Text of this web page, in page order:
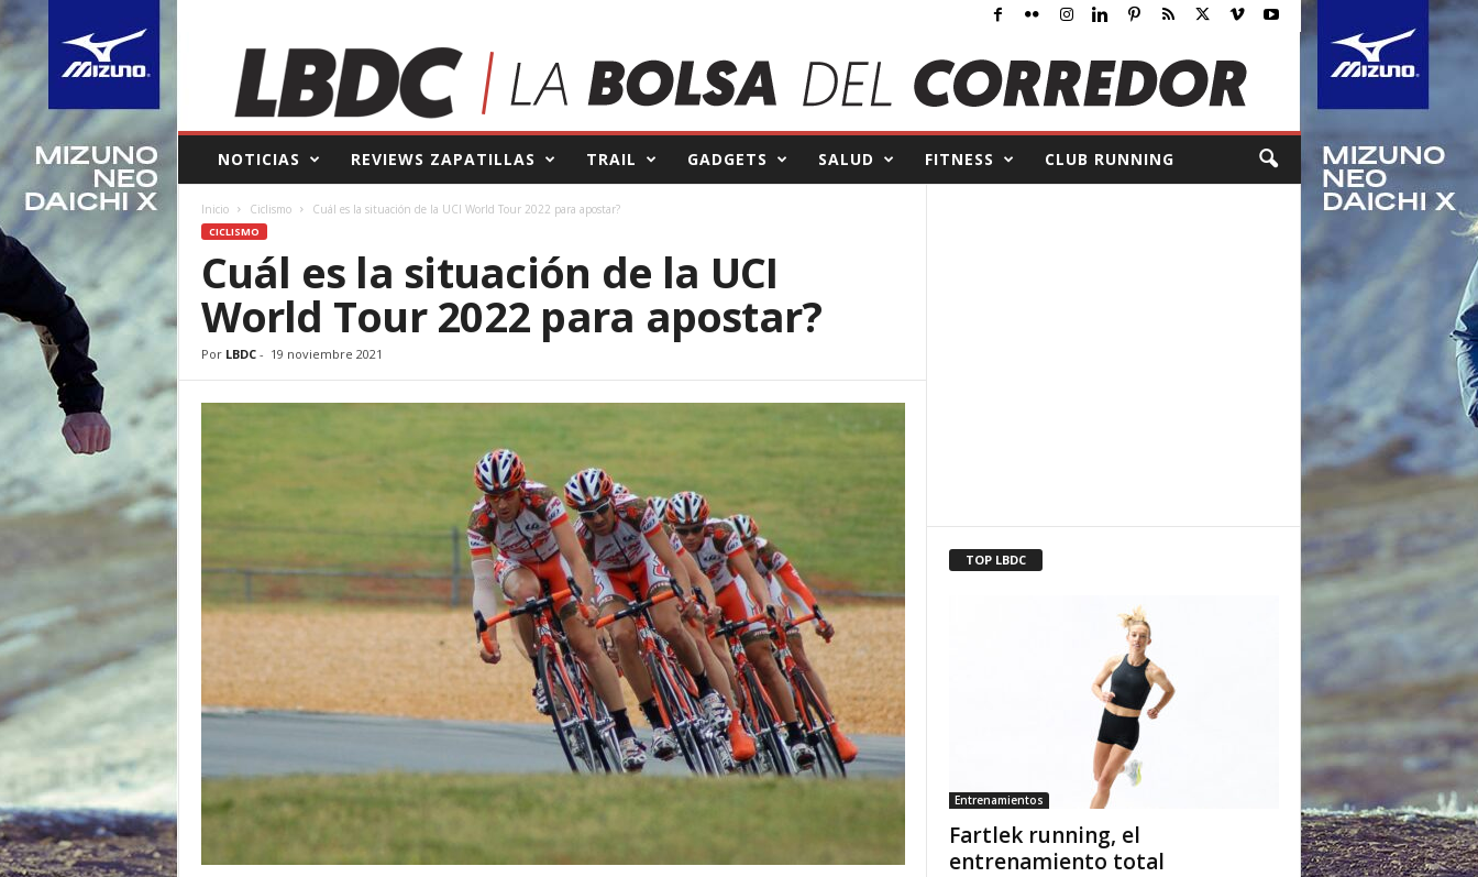
B
e
o
e
d
NOTICIAS REVIEWS ZAPATILLAS TRAIL GADGETS SALUD FITNESS CLUB RUNNING
Inicio Ciclismo Cuál es la situación de la UCI World Tour 2022 para apostar?
CICLISMO
Cuál es la situación de la UCI
World Tour 2022 para apostar?
Por LBDC- 19 noviembre 2021
TOP LBDC
Entrenamientos
Fartlek running, el
entrenamiento total